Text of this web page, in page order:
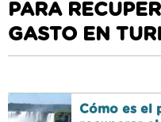
PARA
GASTO EN
Cómo es el